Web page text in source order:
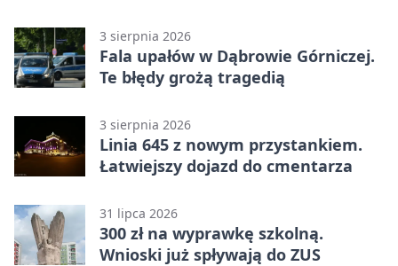
3 sierpnia 2026
Fala upałów w Dąbrowie Górniczej.
Te błędy grożą tragedią
3 sierpnia 2026
Linia 645 z nowym przystankiem.
Łatwiejszy dojazd do cmentarza
31 lipca 2026
300 zł na wyprawkę szkolną.
Wnioski już spływają do ZUS